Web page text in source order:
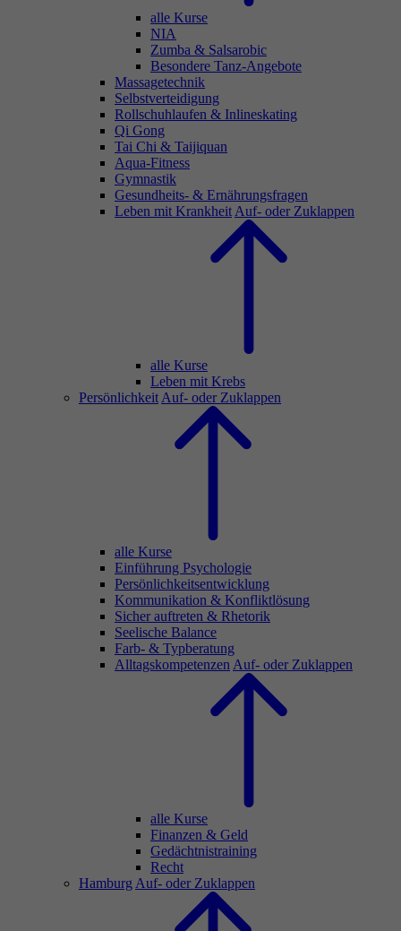
alle Kurse
NIA
Zumba & Salsarobic
Besondere Tanz-Angebote
Massagetechnik
Selbstverteidigung
Rollschuhlaufen & Inlineskating
Qi Gong
Tai Chi & Taijiquan
Aqua-Fitness
Gymnastik
Gesundheits- & Ernährungsfragen
Leben mit Krankheit Auf- oder Zuklappen
alle Kurse
Leben mit Krebs
Persönlichkeit Auf- oder Zuklappen
alle Kurse
Einführung Psychologie
Persönlichkeitsentwicklung
Kommunikation & Konfliktlösung
Sicher auftreten & Rhetorik
Seelische Balance
Farb- & Typberatung
Alltagskompetenzen Auf- oder Zuklappen
alle Kurse
Finanzen & Geld
Gedächtnistraining
Recht
Hamburg Auf- oder Zuklappen